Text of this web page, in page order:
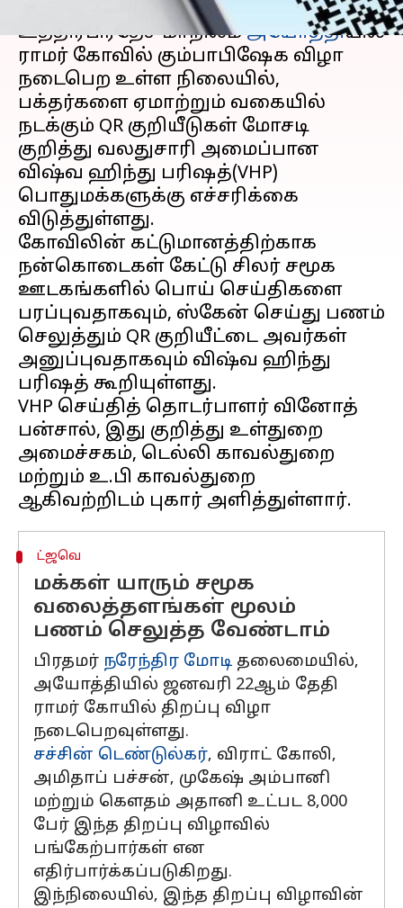
உத்திரபிரதேச மாநிலம்அயோத்தியில்
ராமர் கோவில் கும்பாபிஷேக விழா
நடைபெற உள்ள நிலையில்,
பக்தர்களை ஏமாற்றும் வகையில்
நடக்கும் QR குறியீடுகள் மோசடி
குறித்து வலதுசாரி அமைப்பான
விஷ்வ ஹிந்து பரிஷத்(VHP)
பொதுமக்களுக்கு எச்சரிக்கை
விடுத்துள்ளது.
கோவிலின் கட்டுமானத்திற்காக
நன்கொடைகள் கேட்டு சிலர் சமூக
ஊடகங்களில் பொய் செய்திகளை
பரப்புவதாகவும், ஸ்கேன் செய்து பணம்
செலுத்தும் QR குறியீட்டை அவர்கள்
அனுப்புவதாகவும் விஷ்வ ஹிந்து
பரிஷத் கூறியுள்ளது.
VHP செய்தித் தொடர்பாளர் வினோத்
பன்சால், இது குறித்து உள்துறை
அமைச்சகம், டெல்லி காவல்துறை
மற்றும் உ.பி காவல்துறை
ட்ஜவெ
மக்கள் யாரும் சமூக
வலைத்தளங்கள் மூலம்
பணம் செலுத்த வேண்டாம்
பிரதமர் நரேந்திர மோடி தலைமையில்,
அயோத்தியில் ஜனவரி 22ஆம் தேதி
ராமர் கோயில் திறப்பு விழா
நடைபெறவுள்ளது.
சச்சின் டெண்டுல்கர், விராட் கோலி,
அமிதாப் பச்சன், முகேஷ் அம்பானி
மற்றும் கௌதம் அதானி உட்பட 8,000
பேர் இந்த திறப்பு விழாவில்
பங்கேற்பார்கள் என
எதிர்பார்க்கப்படுகிறது.
இந்நிலையில், இந்த திறப்பு விழாவின்